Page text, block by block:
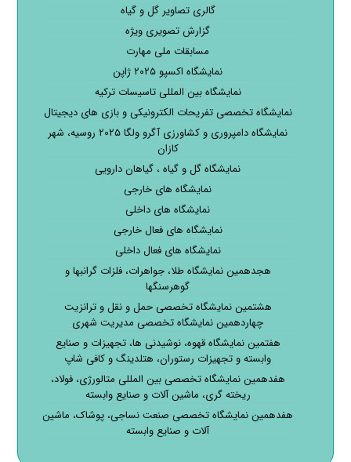
گالری تصاویر گل و گیاه
گزارش تصویری ویژه
مسابقات ملی مهارت
نمایشگاه اکسپو ۲۰۲۵ ژاپن
نمایشگاه بین المللی تاسیسات ترکیه
نمایشگاه تخصصی تفریحات الکترونیکی و بازی های دیجیتال
نمایشگاه دامپروری و کشاورزی آگرو ولگا ۲۰۲۵ روسیه، شهر
کازان
نمایشگاه گل و گیاه ، گیاهان دارویی
نمایشگاه های خارجی
نمایشگاه های داخلی
نمایشگاه های فعال خارجی
نمایشگاه های فعال داخلی
هجدهمین نمایشگاه طلا، جواهرات، فلزات گرانبها و
گوهرسنگها
هشتمین نمایشگاه تخصصی حمل و نقل و ترانزیت
چهاردهمین نمایشگاه تخصصی مدیریت شهری
هفتمین نمایشگاه قهوه، نوشیدنی ها، تجهیزات و صنایع
وابسته و تجهیزات رستوران، هتلدینگ و کافی شاپ
هفدهمین نمایشگاه تخصصی بین المللی متالورژی، فولاد،
ریخته گری، ماشین آلات و صنایع وابسته
هفدهمین نمایشگاه تخصصی صنعت نساجی، پوشاک، ماشین
آلات و صنایع وابسته